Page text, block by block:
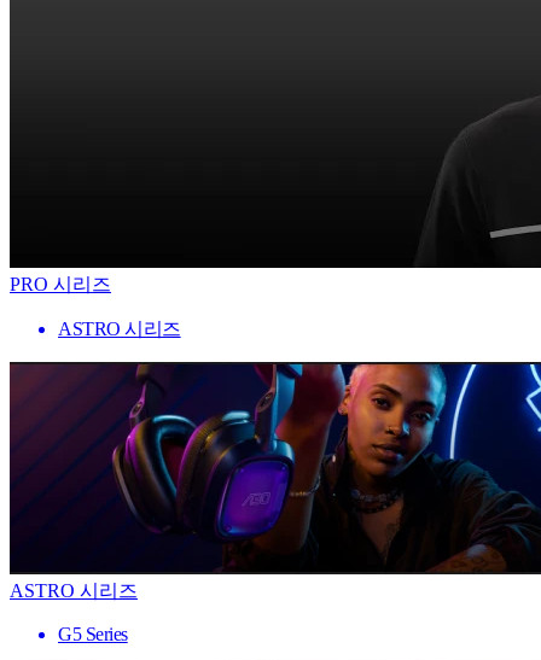
PRO 시리즈
ASTRO 시리즈
ASTRO 시리즈
G5 Series